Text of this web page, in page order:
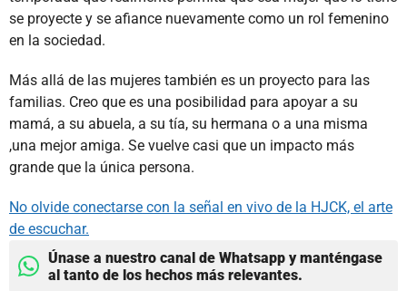
se proyecte y se afiance nuevamente como un rol femenino
en la sociedad.
Más allá de las mujeres también es un proyecto para las
familias. Creo que es una posibilidad para apoyar a su
mamá, a su abuela, a su tía, su hermana o a una misma
,una mejor amiga. Se vuelve casi que un impacto más
grande que la única persona.
No olvide conectarse con la señal en vivo de la HJCK, el arte
de escuchar.
Únase a nuestro canal de Whatsapp y manténgase
al tanto de los hechos más relevantes.